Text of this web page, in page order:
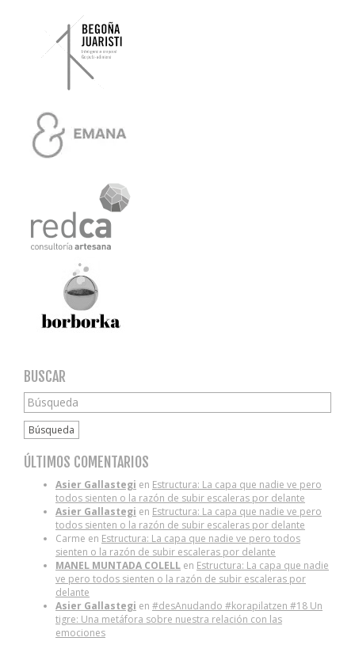
BUSCAR
Búsqueda
ÚLTIMOS COMENTARIOS
Asier Gallastegi en Estructura: La capa que nadie ve pero
todos sienten o la razón de subir escaleras por delante
Asier Gallastegi en Estructura: La capa que nadie ve pero
todos sienten o la razón de subir escaleras por delante
Carme en Estructura: La capa que nadie ve pero todos
sienten o la razón de subir escaleras por delante
MANEL MUNTADA COLELL en Estructura: La capa que nadie
ve pero todos sienten o la razón de subir escaleras por
delante
Asier Gallastegi en #desAnudando #korapilatzen #18 Un
tigre: Una metáfora sobre nuestra relación con las
emociones